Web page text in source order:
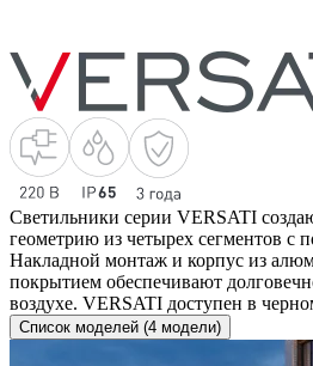
Светильники серии VERSATI
геометрию из четырех сегментов с
Накладной монтаж и корпус из
покрытием обеспечивают
воздухе. VERSATI доступен в
Список моделей (4 модели)